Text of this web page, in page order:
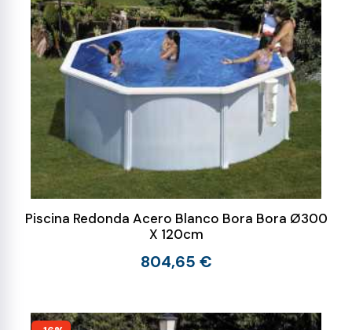
Piscina Redonda Acero Blanco Bora Bora Ø300
X 120cm
804,65 €